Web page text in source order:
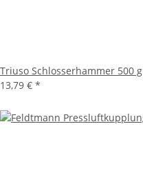
Triuso Schlosserhammer 500 g
13,79 € *